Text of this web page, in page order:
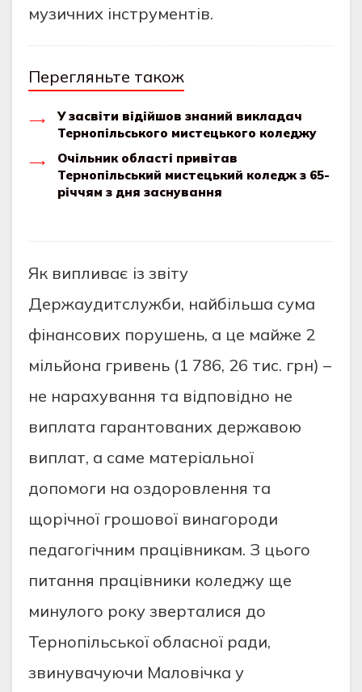
музичних інструментів.
Перегляньте також
У засвіти відійшов знаний викладач
Тернопільського мистецького коледжу
Очільник області привітав
Тернопільський мистецький коледж з 65-
річчям з дня заснування
Як випливає із звіту
Держаудитслужби, найбільша сума
фінансових порушень, а це майже 2
мільйона гривень (1 786, 26 тис. грн) –
не нарахування та відповідно не
виплата гарантованих державою
виплат, а саме матеріальної
допомоги на оздоровлення та
щорічної грошової винагороди
педагогічним працівникам. З цього
питання працівники коледжу ще
минулого року зверталися до
Тернопільської обласної ради,
звинувачуючи Маловічка у